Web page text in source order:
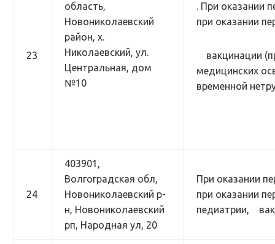
23
область,
Новониколаевский
район, х.
Николаевский, ул.
Центральная, дом
№10
. При оказании
при оказании
вакцинации
медицинских
временной
24
403901,
Волгоградская обл,
Новониколаевский р-
н, Новониколаевский
рп, Народная ул, 20
При оказании
при оказании
педиатрии,